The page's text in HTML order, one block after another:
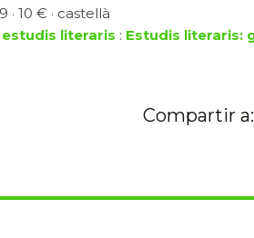
· 10 € · castellà
literaris : Estudis literaris:
Compartir a: